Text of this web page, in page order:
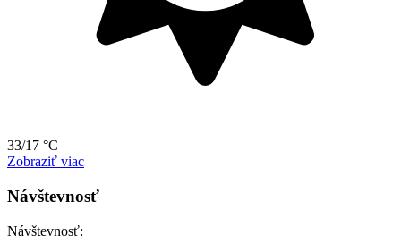
33/17 °C
Zobraziť viac
Návštevnosť
Návštevnosť: